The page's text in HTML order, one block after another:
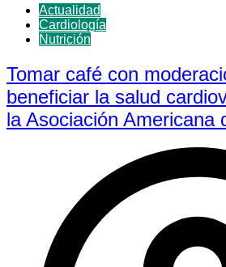
Actualidad
Cardiología
Nutrición
Tomar café con
beneficiar la salud
la Asociación Americana